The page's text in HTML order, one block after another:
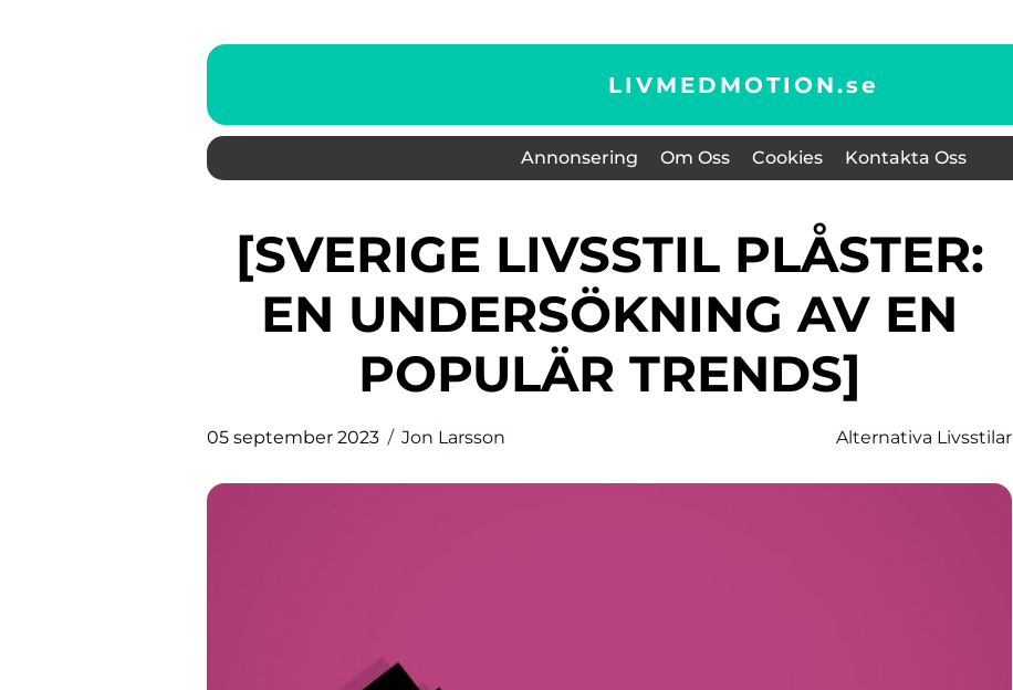
LIVMEDMOTION.se
Annonsering Om Oss Cookies Kontakta Oss
[SVERIGE LIVSSTIL PLÅSTER:
EN UNDERSÖKNING AV EN
POPULÄR TRENDS]
05 september 2023 Jon Larsson Alternativa Livsstilar